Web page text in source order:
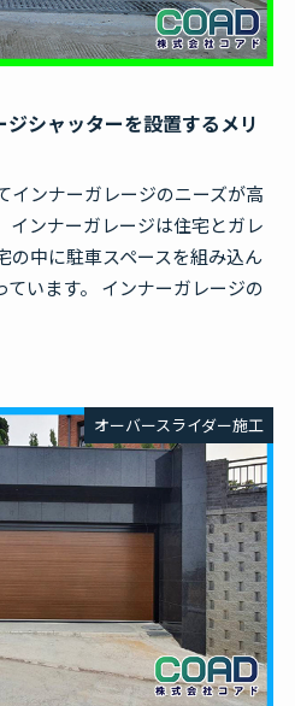
シャッターを設置するメリ
インナーガレージのニーズが高
インナーガレージは住宅とガレ
の中に駐車スペースを組み込ん
います。 インナーガレージの
オーバースライダー施工